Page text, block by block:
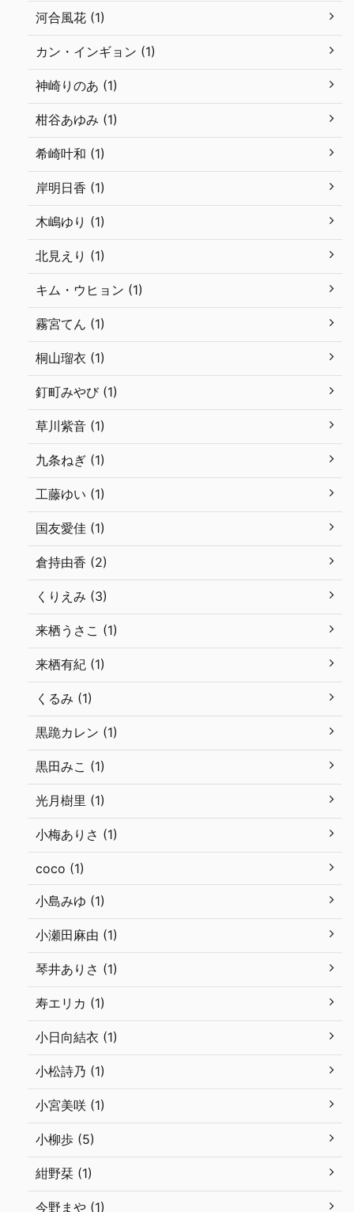
河合風花 (1)
カン・インギョン (1)
神崎りのあ (1)
柑谷あゆみ (1)
希崎叶和 (1)
岸明日香 (1)
木嶋ゆり (1)
北見えり (1)
キム・ウヒョン (1)
霧宮てん (1)
桐山瑠衣 (1)
釘町みやび (1)
草川紫音 (1)
九条ねぎ (1)
工藤ゆい (1)
国友愛佳 (1)
倉持由香 (2)
くりえみ (3)
来栖うさこ (1)
来栖有紀 (1)
くるみ (1)
黒跪カレン (1)
黒田みこ (1)
光月樹里 (1)
小梅ありさ (1)
coco (1)
小島みゆ (1)
小瀬田麻由 (1)
琴井ありさ (1)
寿エリカ (1)
小日向結衣 (1)
小松詩乃 (1)
小宮美咲 (1)
小柳歩 (5)
紺野栞 (1)
今野まや (1)